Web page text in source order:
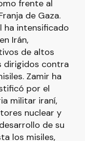
frente al
de Gaza.
ha intensificado
Irán,
de altos
dirigidos contra
Zamir ha
por el
militar iraní,
nuclear y
de su
los misiles,